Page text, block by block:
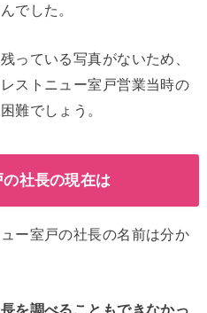
でした。
っている写真がないため、
ストニュー室戸営業当時の
難でしょう。
社長の現在は
ー室戸の社長の名前は分か
を調べることもできなかっ